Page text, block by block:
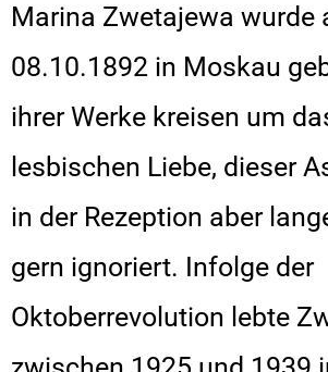
Marina Zwetajewa wurde
08.10.1892 in Moskau
ihrer Werke kreisen um
lesbischen Liebe, dieser
in der Rezeption aber
gern ignoriert. Infolge der
Oktoberrevolution lebte